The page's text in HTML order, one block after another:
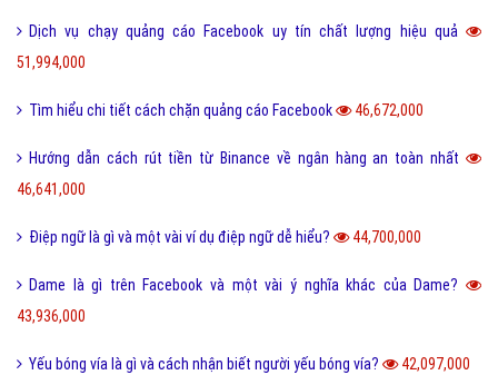
Dịch vụ chạy quảng cáo Facebook uy tín chất lượng hiệu quả
51,994,000
Tìm hiểu chi tiết cách chặn quảng cáo Facebook 46,672,000
Hướng dẫn cách rút tiền từ Binance về ngân hàng an toàn nhất
46,641,000
Điệp ngữ là gì và một vài ví dụ điệp ngữ dễ hiểu? 44,700,000
Dame là gì trên Facebook và một vài ý nghĩa khác của Dame?
43,936,000
Yếu bóng vía là gì và cách nhận biết người yếu bóng vía? 42,097,000